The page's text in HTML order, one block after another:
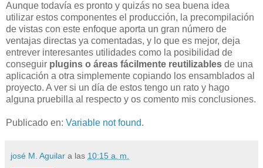
Aunque todavía es pronto y quizás no sea buena idea
utilizar estos componentes el producción, la precompilación
de vistas con este enfoque aporta un gran número de
ventajas directas ya comentadas, y lo que es mejor, deja
entrever interesantes utilidades como la posibilidad de
conseguir plugins o áreas fácilmente reutilizables de una
aplicación a otra simplemente copiando los ensamblados al
proyecto. A ver si un día de estos tengo un rato y hago
alguna pruebilla al respecto y os comento mis conclusiones.
Publicado en: Variable not found.
josé M. Aguilar a las 10:15 a. m.